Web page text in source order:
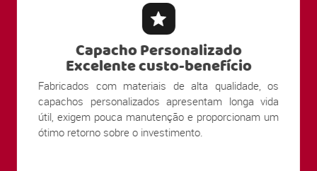
Capacho Personalizado
Excelente custo-benefício
Fabricados com materiais de alta qualidade, os
capachos personalizados apresentam longa vida
útil, exigem pouca manutenção e proporcionam um
ótimo retorno sobre o investimento.